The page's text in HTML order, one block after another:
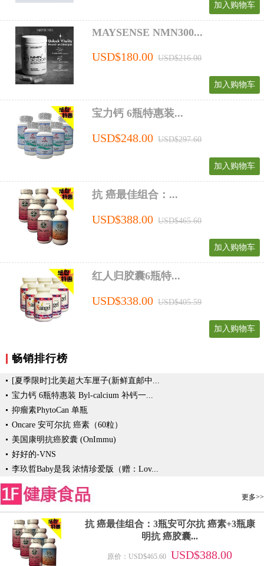
加入购物车
MAYSENSE NMN300...
USD$180.00 USD$216.00
加入购物车
宝力钙 6瓶特惠装...
USD$248.00 USD$297.60
加入购物车
抗 癌最佳组合：...
USD$388.00 USD$465.60
加入购物车
红人归胶囊6瓶特...
USD$338.00 USD$405.59
加入购物车
畅销排行榜
[夏季限时]北美超大车厘子(新鲜直邮中...
宝力钙 6瓶特惠装 Byl-calcium 补钙一...
抑瘤素PhytoCan 单瓶
Oncare 安可尔抗 癌素（60粒）
美国康明抗癌胶囊 (OnImmu)
好好的-VNS
李玖哲Baby是我 浓情珍爱版（赠：Lov...
更多>>
抗 癌最佳组合：3瓶安可尔抗 癌素+3瓶康
明抗 癌胶囊...
原价：USD$465.60 USD$388.00